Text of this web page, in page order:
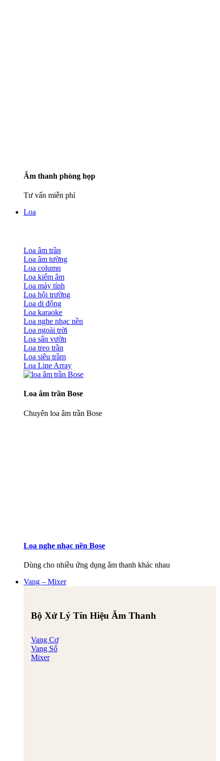
Âm thanh phòng họp
Tư vấn miễn phí
Loa
Loa âm trần
Loa âm tường
Loa column
Loa kiểm âm
Loa máy tính
Loa hội trường
Loa di động
Loa karaoke
Loa nghe nhạc nền
Loa ngoài trời
Loa sân vườn
Loa treo trần
Loa siêu trầm
Loa Line Array
Loa âm trần Bose
Chuyên loa âm trần Bose
Loa nghe nhạc nền Bose
Dùng cho nhiều ứng dụng âm thanh khác nhau
Vang – Mixer
Bộ Xử Lý Tín Hiệu Âm Thanh
Vang Cơ
Vang Số
Mixer